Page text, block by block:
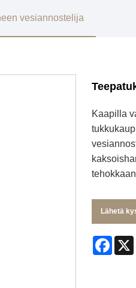
vesiannostelija
Kaapilla
Lähetä